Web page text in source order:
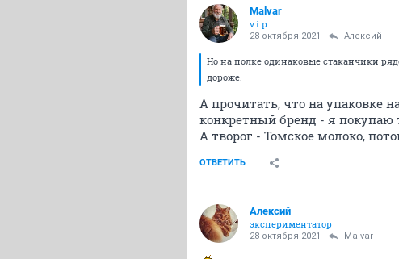
Malvar
v.i.p.
28 октября 2021 Алексий
Но на полке одинаковые стаканчики
дороже.
А прочитать, что на упаковке
конкретный бренд - я покупаю
А творог - Томское молоко,
ОТВЕТИТЬ
Алексий
экспериментатор
28 октября 2021 Malvar